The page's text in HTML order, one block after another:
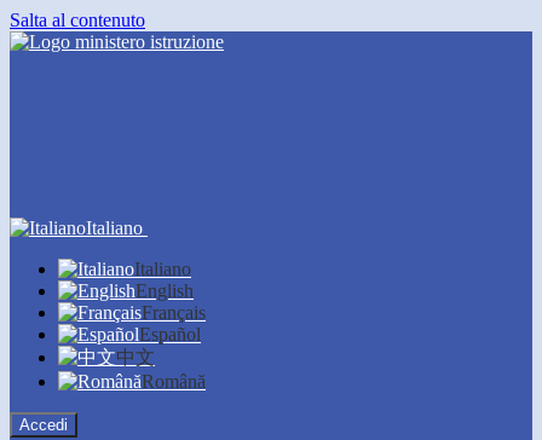
Salta al contenuto
Italiano
Italiano
English
Français
Español
中文
Română
Accedi